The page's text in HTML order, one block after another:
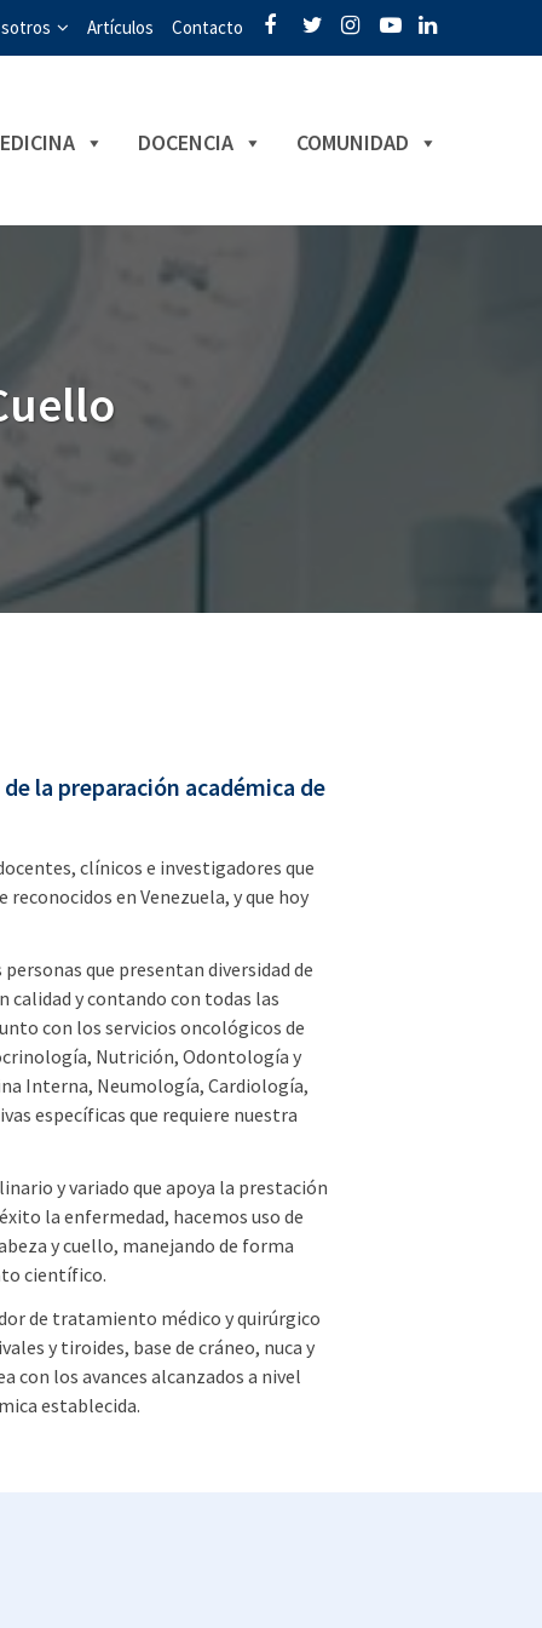
Artículos Contacto
DOCENCIA COMUNIDAD
la preparación académica de
clínicos e investigadores que
en Venezuela, y que hoy
que presentan diversidad de
y contando con todas las
con los servicios oncológicos de
Nutrición, Odontología y
Interna, Neumología, Cardiología,
específicas que requiere nuestra
y variado que apoya la prestación
la enfermedad, hacemos uso de
y cuello, manejando de forma
científico.
de tratamiento médico y quirúrgico
y tiroides, base de cráneo, nuca y
los avances alcanzados a nivel
establecida.